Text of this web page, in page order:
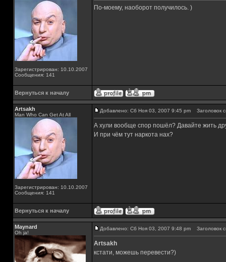
Зарегистрирован: 10.10.2007
Сообщения: 141
По-моему, наоборот получилось. )
Вернуться к началу
Artsakh
Man Who Can Get At All
Зарегистрирован: 10.10.2007
Сообщения: 141
Добавлено: Сб Ноя 03, 2007 9:45 pm Заголовок
А хули вообще спор пошёл? Давайте жить
И при чём тут наркота нах?
Вернуться к началу
Maynard
Oh ja!
Добавлено: Сб Ноя 03, 2007 9:48 pm Заголовок
Artsakh
кстати, можешь перевести?)